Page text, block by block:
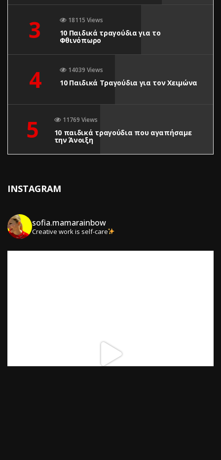
3 18115 Views
10 Παιδικά τραγούδια για το
Φθινόπωρο
4 14039 Views
10 Παιδικά Τραγούδια για τον Χειμώνα
5 11769 Views
10 παιδικά τραγούδια που αγαπήσαμε
την Άνοιξη
INSTAGRAM
sofia.mamarainbow
Creative work is self-care